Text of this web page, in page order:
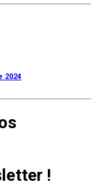
2024
!